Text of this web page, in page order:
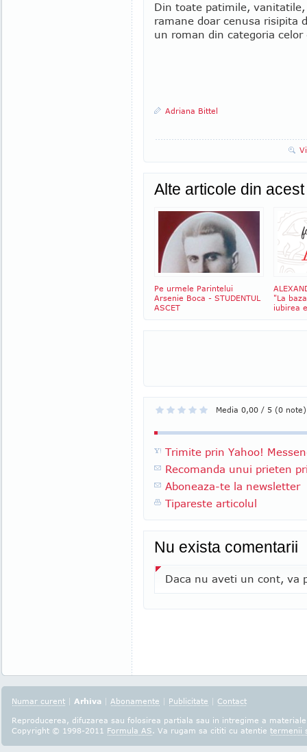
Din toate patimile,
ramane doar cenusa risipita
un roman din categoria
Adriana Bittel
Alte articole din
Pe urmele Parintelui
Arsenie Boca - STUDENTUL
ASCET
"La
iubirea
Media 0,00 / 5 (0 note)
Trimite prin Yahoo!
Recomanda unui prieten
Aboneaza-te la newsletter
Tipareste articolul
Nu exista comentarii
Daca nu aveti un cont, va
Numar curent | Arhiva | Abonamente | Publicitate | Contact
Reproducerea, difuzarea sau folosirea partiala sau in intregime a
Copyright © 1998-2011 Formula AS. Va rugam sa cititi cu atentie termenii